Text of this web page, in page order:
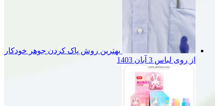
بهترین روش پاک کردن جوهر خودکار
از روی لباس 3 آبان 1403